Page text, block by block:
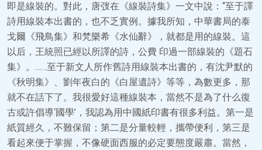
即是線裝的。對此，唐弢在《線裝詩集》一文中說：“至于譯
詩用線裝本出書的，也不乏實例。據我所知，中華書局的泰
戈爾《飛鳥集》和梵樂希《水仙辭》，就都是用的線裝。這
以后，王統照已經以所譯的詩，公費 印過一部線裝的《題石
集》。……至于新文人所作舊詩用線裝本出書的，有沈尹默的
《秋明集》、劉年夜白的《白屋遺詩》等等，為數更多，那
就不在話下了。我很愛好這種線裝本，當然不是為了什么復
古或許倡導‘國學’，我認為用中國紙印書有很多利益。第一是
紙質經久，不難保留；第二是分量較輕，攜帶便利，第三是
看起來便于掌握，不像硬面西服的必定要態度嚴肅。當然，